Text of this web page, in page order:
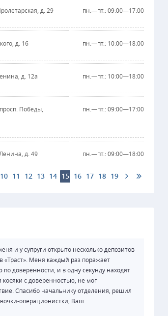
д. 29 пн.—пт.: 09:00—17:00
д. 16 пн.—пт.: 10:00—18:00
д. 12а пн.—пт.: 10:00—18:00
Победы,
пн.—пт.: 09:00—17:00
д. 49 пн.—пт.: 09:00—18:00
10 11 12 13 14 15 16 17 18 19
и у супруги открыто несколько депозитов
«Траст». Меня каждый раз поражает
доверенности, и в одну секунду находят
с доверенностью, не мог
Спасибо начальнику отделения, решил
операционистки, Ваш